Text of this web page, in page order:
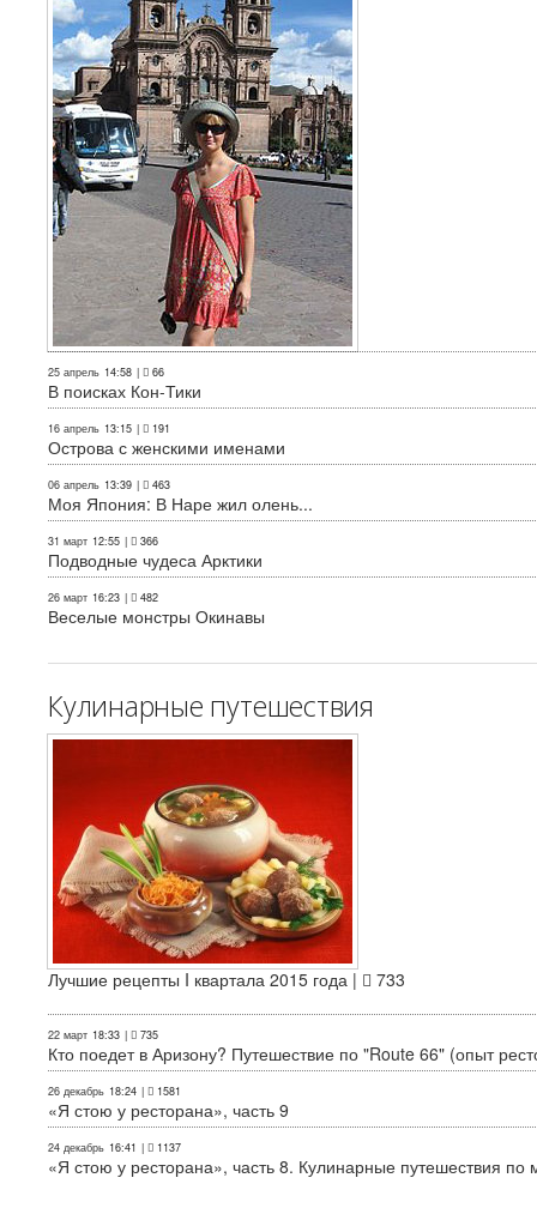
25 апрель 14:58 | 66
В поисках Кон-Тики
16 апрель 13:15 | 191
Острова с женскими именами
06 апрель 13:39 | 463
Моя Япония: В Наре жил олень...
31 март 12:55 | 366
Подводные чудеса Арктики
26 март 16:23 | 482
Веселые монстры Окинавы
Кулинарные путешествия
Лучшие рецепты I квартала 2015 года | 733
22 март 18:33 | 735
Кто поедет в Аризону? Путешествие по "Route 66" (опыт
26 декабрь 18:24 | 1581
«Я стою у ресторана», часть 9
24 декабрь 16:41 | 1137
«Я стою у ресторана», часть 8. Кулинарные путешествия по